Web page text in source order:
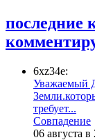
последние
6xz34e:
Уважаемый
требует...
​Совпадение
06 августа в